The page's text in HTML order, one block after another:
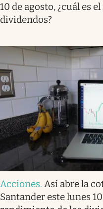
10 de agosto, ¿cuál es
dividendos?
Acciones. Así abre la
Santander este lunes